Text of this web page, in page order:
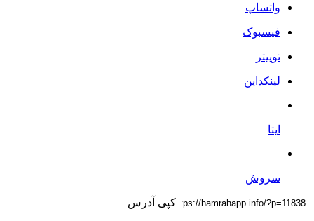
واتساپ
فیسبوک
توییتر
لینکداین
ایتا
سروش
کپی آدرس